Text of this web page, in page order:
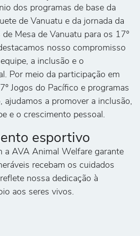
dos programas de base da
de Vanuatu e da jornada da
de Mesa de Vanuatu para os 17º
nosso compromisso
a inclusão e o
Por meio da participação em
Jogos do Pacífico e programas
ajudamos a promover a inclusão,
e o crescimento pessoal.
esportivo
a AVA Animal Welfare garante
recebam os cuidados
nossa dedicação à
aos seres vivos.